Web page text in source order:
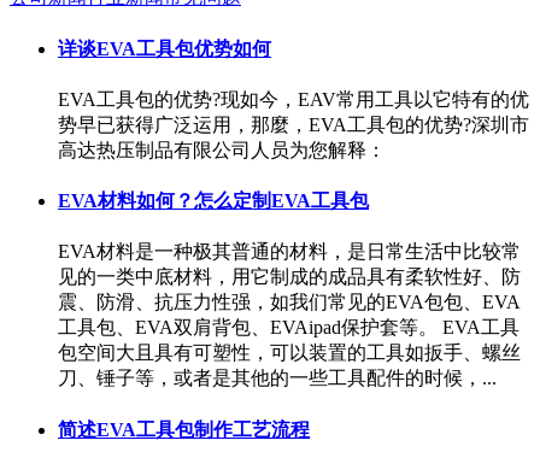
详谈EVA工具包优势如何
EVA工具包的优势?现如今，EAV常用工具以它特有的优
势早已获得广泛运用，那麼，EVA工具包的优势?深圳市
高达热压制品有限公司人员为您解释：
EVA材料如何？怎么定制EVA工具包
EVA材料是一种极其普通的材料，是日常生活中比较常
见的一类中底材料，用它制成的成品具有柔软性好、防
震、防滑、抗压力性强，如我们常见的EVA包包、EVA
工具包、EVA双肩背包、EVAipad保护套等。 EVA工具
包空间大且具有可塑性，可以装置的工具如扳手、螺丝
刀、锤子等，或者是其他的一些工具配件的时候，...
简述EVA工具包制作工艺流程